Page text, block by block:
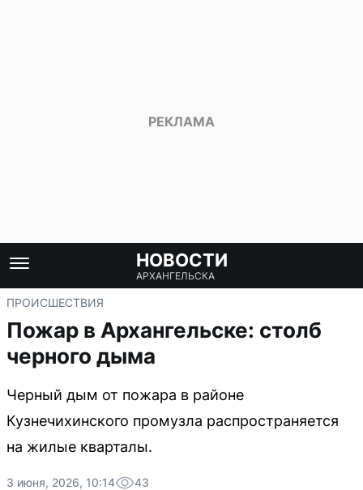
НОВОСТИ
АРХАНГЕЛЬСКА
ПРОИСШЕСТВИЯ
Пожар в Архангельске: столб
черного дыма
Черный дым от пожара в районе
Кузнечихинского промузла распространяется
на жилые кварталы.
3 июня, 2026, 10:14 43